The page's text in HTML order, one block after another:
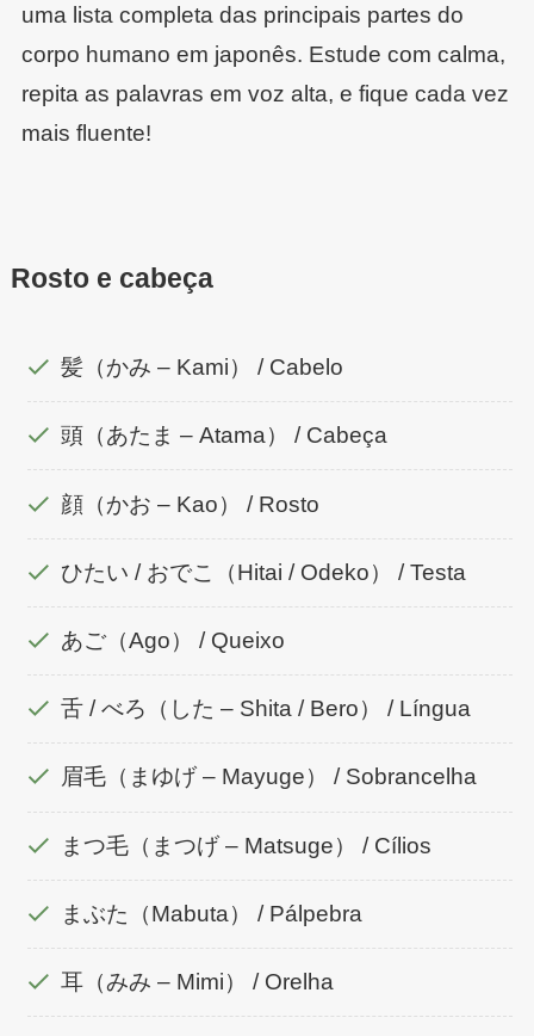
uma lista completa das principais partes do
corpo humano em japonês. Estude com calma,
repita as palavras em voz alta, e fique cada vez
mais fluente!
Rosto e cabeça
髪（かみ – Kami） / Cabelo
頭（あたま – Atama） / Cabeça
顔（かお – Kao） / Rosto
ひたい / おでこ（Hitai / Odeko） / Testa
あご（Ago） / Queixo
舌 / べろ（した – Shita / Bero） / Língua
眉毛（まゆげ – Mayuge） / Sobrancelha
まつ毛（まつげ – Matsuge） / Cílios
まぶた（Mabuta） / Pálpebra
耳（みみ – Mimi） / Orelha